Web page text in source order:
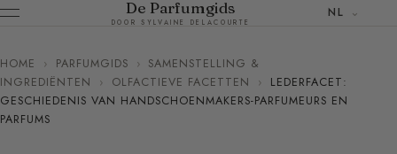
De Parfumgids
DOOR SYLVAINE DELACOURTE
NL
HOME › PARFUMGIDS › SAMENSTELLING &
INGREDIËNTEN
› OLFACTIEVE FACETTEN ›
LEDERFACET:
GESCHIEDENIS VAN HANDSCHOENMAKERS-PARFUMEURS EN
PARFUMS